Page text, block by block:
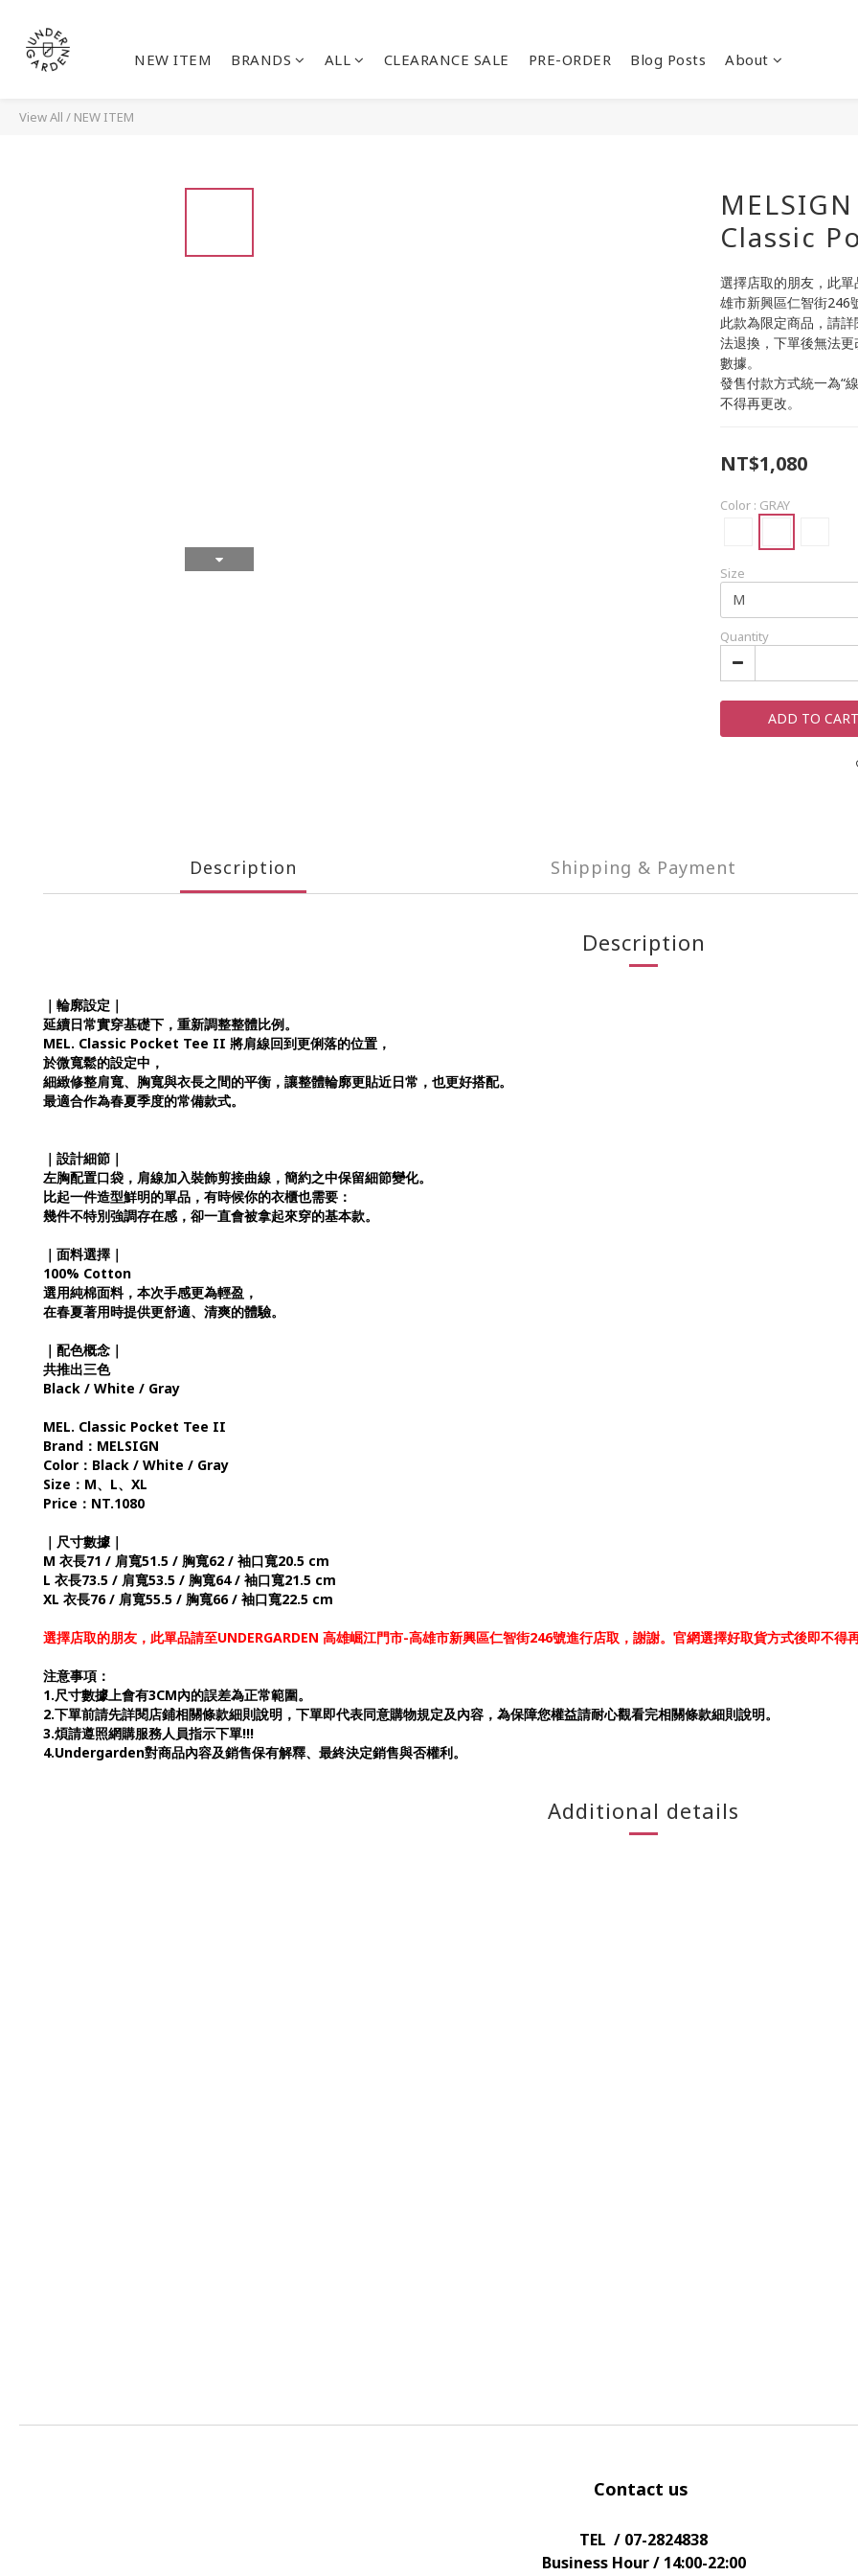
NEW ITEM BRANDS ALL CLEARANCE SALE PRE-ORDER Blog Posts About
View All / NEW ITEM
Classic
選擇店取的朋友，此
雄市新興區仁智街246
此款為限定商品，請
法退換，下單後無法
數據。
發售付款方式統一為“
不得再更改。
NT$1,080
Color : GRAY
Size
Quantity
ADD TO CART
Description Shipping & Payment
Description
｜輪廓設定｜
延續日常實穿基礎下，重新調整整體比例。
MEL. Classic Pocket Tee II 將肩線回到更俐落的位置，
於微寬鬆的設定中，
細緻修整肩寬、胸寬與衣長之間的平衡， 讓整體輪廓更貼近日常，也更好搭配。
最適合作為春夏季度的常備款式。
｜設計細節｜
左胸配置口袋， 肩線加入裝飾剪接曲線， 簡約之中保留細節變化。
比起一件造型鮮明的單品， 有時候你的衣櫃也需要：
幾件不特別強調存在感，卻一直會被拿起來穿的基本款。
｜面料選擇｜
100% Cotton
選用純棉面料，本次手感更為輕盈，
在春夏著用時提供更舒適、清爽的體驗。
｜配色概念｜
共推出三色
Black / White / Gray
MEL. Classic Pocket Tee II
Brand：MELSIGN
Color：Black / White / Gray
Size：M、L、XL
Price：NT.1080
｜尺寸數據｜
M 衣長71 / 肩寬51.5 / 胸寬62 / 袖口寬20.5 cm
L 衣長73.5 / 肩寬53.5 / 胸寬64 / 袖口寬21.5 cm
XL 衣長76 / 肩寬55.5 / 胸寬66 / 袖口寬22.5 cm
選擇店取的朋友，此單品請至UNDERGARDEN 高雄崛江門市-高雄市新興區仁智街246號進行店取，謝謝。官網選擇好取貨方式後即不得
注意事項：
1.尺寸數據上會有3CM內的誤差為正常範圍。
2.下單前請先詳閱店鋪相關條款細則說明，下單即代表同意購物規定及內容，為保障您權益請耐心觀看完相關條款細則說明。
3.煩請遵照網購服務人員指示下單!!!
4.Undergarden對商品內容及銷售保有解釋、最終決定銷售與否權利。
Additional details
Contact us
TEL / 07-2824838
Business Hour / 14:00-22:00